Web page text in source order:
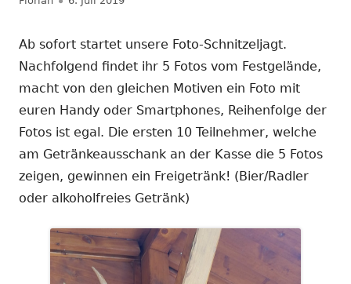
Ab sofort startet unsere Foto-Schnitzeljagt.
Nachfolgend findet ihr 5 Fotos vom Festgelände,
macht von den gleichen Motiven ein Foto mit
euren Handy oder Smartphones, Reihenfolge der
Fotos ist egal. Die ersten 10 Teilnehmer, welche
am Getränkeausschank an der Kasse die 5 Fotos
zeigen, gewinnen ein Freigetränk! (Bier/Radler
oder alkoholfreies Getränk)